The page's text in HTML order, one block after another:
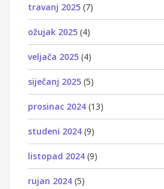
travanj 2025 (7)
ožujak 2025 (4)
veljača 2025 (4)
siječanj 2025 (5)
prosinac 2024 (13)
studeni 2024 (9)
listopad 2024 (9)
rujan 2024 (5)